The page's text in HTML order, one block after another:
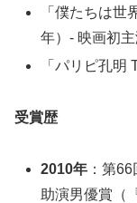
「僕たちは
年）- 映画初
「パリピ孔明
受賞歴
2010年 ：第
助演男優賞（